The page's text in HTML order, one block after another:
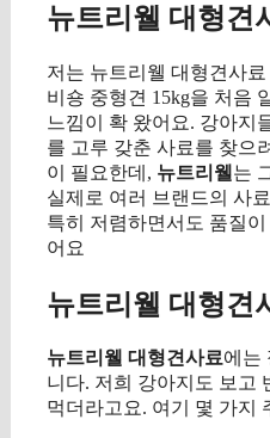
뉴트리웰 대형견
저는 뉴트리웰 대형견사
비숑 중형견 15kg을 처음
느낌이 확 왔어요. 강아지
를 고루 갖춘 사료를 찾으
이 필요한데, 뉴트리웰 는
실제로 여러 브랜드의 사
특히 저렴하면서도 품질
어요
뉴트리웰 대형견
뉴트리웰 대형견사료에는
니다. 저희 강아지도 보고
먹더라고요. 여기 몇 가지